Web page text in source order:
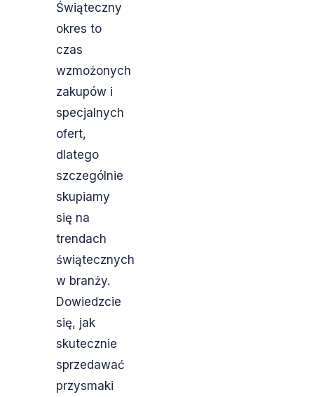
Świąteczny
okres to
czas
wzmożonych
zakupów i
specjalnych
ofert,
dlatego
szczególnie
skupiamy
się na
trendach
świątecznych
w branży.
Dowiedzcie
się, jak
skutecznie
sprzedawać
przysmaki